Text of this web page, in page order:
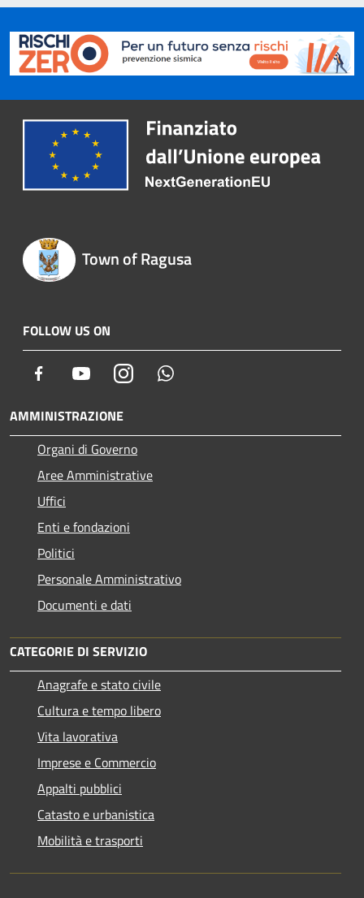
Town of Ragusa
FOLLOW US ON
Facebook YoutubeInstagram
AMMINISTRAZIONE
Organi di Governo
Aree Amministrative
Uffici
Enti e fondazioni
Politici
Personale Amministrativo
Documenti e dati
CATEGORIE DI SERVIZIO
Anagrafe e stato civile
Cultura e tempo libero
Vita lavorativa
Imprese e Commercio
Appalti pubblici
Catasto e urbanistica
Mobilità e trasporti